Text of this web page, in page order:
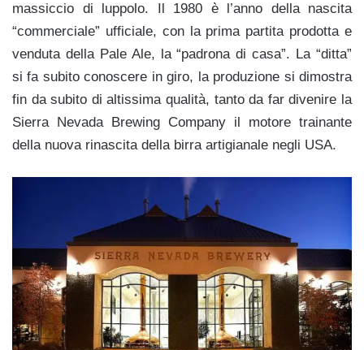
massiccio di luppolo. Il 1980 è l’anno della nascita
“commerciale” ufficiale, con la prima partita prodotta e
venduta della Pale Ale, la “padrona di casa”. La “ditta”
si fa subito conoscere in giro, la produzione si dimostra
fin da subito di altissima qualità, tanto da far divenire la
Sierra Nevada Brewing Company il motore trainante
della nuova rinascita della birra artigianale negli USA.